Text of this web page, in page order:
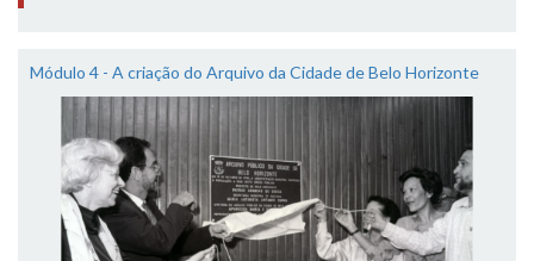
Módulo 4 - A criação do Arquivo da Cidade de Belo Horizonte